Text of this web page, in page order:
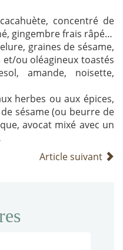
concentré de
gingembre frais râpé…
graines de sésame,
ou oléagineux toastés
amande, noisette,
herbes ou aux épices,
sésame (ou beurre de
avocat mixé avec un
Article suivant